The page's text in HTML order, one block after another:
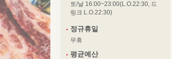
토/날 16:00~23:00(L.O.22:30, 드
링크 L.O.22:30)
정규휴일
무휴
평균예산